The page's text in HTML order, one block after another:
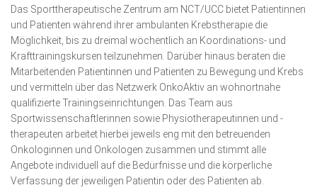
Das Sporttherapeutische Zentrum am NCT/UCC bietet Patientinnen
und Patienten während ihrer ambulanten Krebstherapie die
Möglichkeit, bis zu dreimal wöchentlich an Koordinations- und
Krafttrainingskursen teilzunehmen. Darüber hinaus beraten die
Mitarbeitenden Patientinnen und Patienten zu Bewegung und Krebs
und vermitteln über das Netzwerk OnkoAktiv an wohnortnahe
qualifizierte Trainingseinrichtungen. Das Team aus
Sportwissenschaftlerinnen sowie Physiotherapeutinnen und -
therapeuten arbeitet hierbei jeweils eng mit den betreuenden
Onkologinnen und Onkologen zusammen und stimmt alle
Angebote individuell auf die Bedürfnisse und die körperliche
Verfassung der jeweiligen Patientin oder des Patienten ab.